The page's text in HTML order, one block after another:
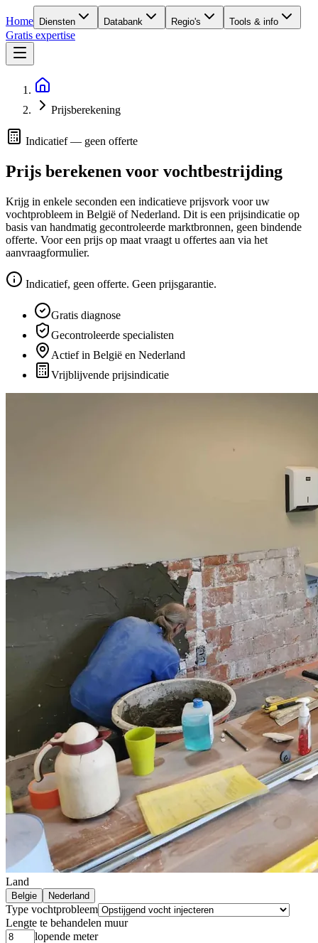
Home Diensten Databank Regio's Tools & info
Gratis expertise
Prijsberekening
Indicatief — geen offerte
Prijs berekenen voor vochtbestrijding
Krijg in enkele seconden een indicatieve prijsvork voor uw
vochtprobleem in België of Nederland. Dit is een prijsindicatie op
basis van handmatig gecontroleerde marktbronnen, geen bindende
offerte. Voor een prijs op maat vraagt u offertes aan via het
aanvraagformulier.
Indicatief, geen offerte. Geen prijsgarantie.
Gratis diagnose
Gecontroleerde specialisten
Actief in België en Nederland
Vrijblijvende prijsindicatie
Land
Belgie Nederland
Type vochtprobleem
Lengte te behandelen muur
lopende meter